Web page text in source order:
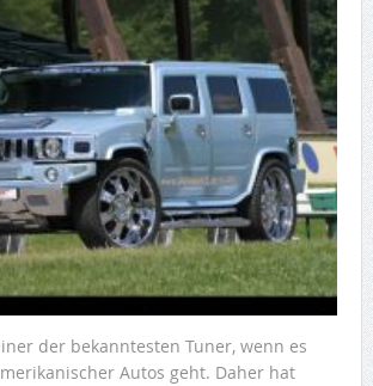
der bekanntesten Tuner, wenn es
Autos geht. Daher hat